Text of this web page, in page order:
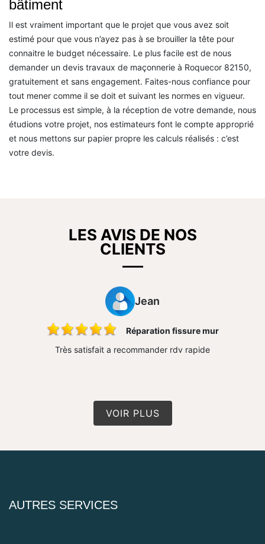
bâtiment
Il est vraiment important que le projet que vous avez soit
estimé pour que vous n’ayez pas à se brouiller la tête pour
connaitre le budget nécessaire. Le plus facile est de nous
demander un devis travaux de maçonnerie à Roquecor 82150,
gratuitement et sans engagement. Faites-nous confiance pour
tout mener comme il se doit et suivant les normes en vigueur.
Le processus est simple, à la réception de votre demande, nous
étudions votre projet, nos estimateurs font le compte approprié
et nous mettons sur papier propre les calculs réalisés : c’est
votre devis.
LES AVIS DE NOS
CLIENTS
Jean
Réparation fissure mur
Très satisfait a recommander rdv rapide
VOIR PLUS
AUTRES SERVICES